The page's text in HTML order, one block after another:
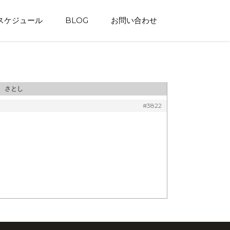
ケジュール BLOG お問い合わせ
さとし
#3822